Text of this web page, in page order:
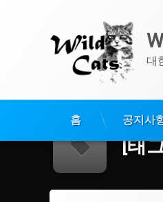
대
홈 공지사
[태